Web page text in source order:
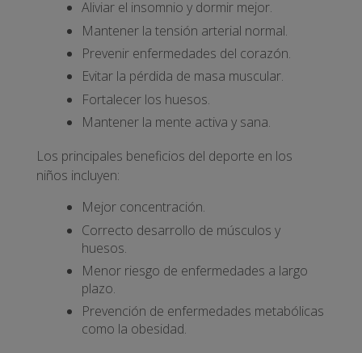
Aliviar el insomnio y dormir mejor.
Mantener la tensión arterial normal.
Prevenir enfermedades del corazón.
Evitar la pérdida de masa muscular.
Fortalecer los huesos.
Mantener la mente activa y sana.
Los principales beneficios del deporte en los
niños incluyen:
Mejor concentración.
Correcto desarrollo de músculos y
huesos.
Menor riesgo de enfermedades a largo
plazo.
Prevención de enfermedades metabólicas
como la obesidad.